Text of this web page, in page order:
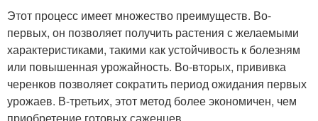
Этот процесс имеет множество преимуществ. Во-
первых, он позволяет получить растения с желаемыми
характеристиками, такими как устойчивость к болезням
или повышенная урожайность. Во-вторых, прививка
черенков позволяет сократить период ожидания первых
урожаев. В-третьих, этот метод более экономичен, чем